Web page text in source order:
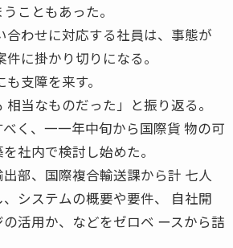
こともあった。
合わせに対応する社員は、事態が
に掛かり切りになる。
支障を来す。
当なものだった」と振り返る。
く、一一年中旬から国際貨 物の可
社内で検討し始めた。
部、国際複合輸送課から計 七人
システムの概要や要件、 自社開
活用か、などをゼロベ ースから詰